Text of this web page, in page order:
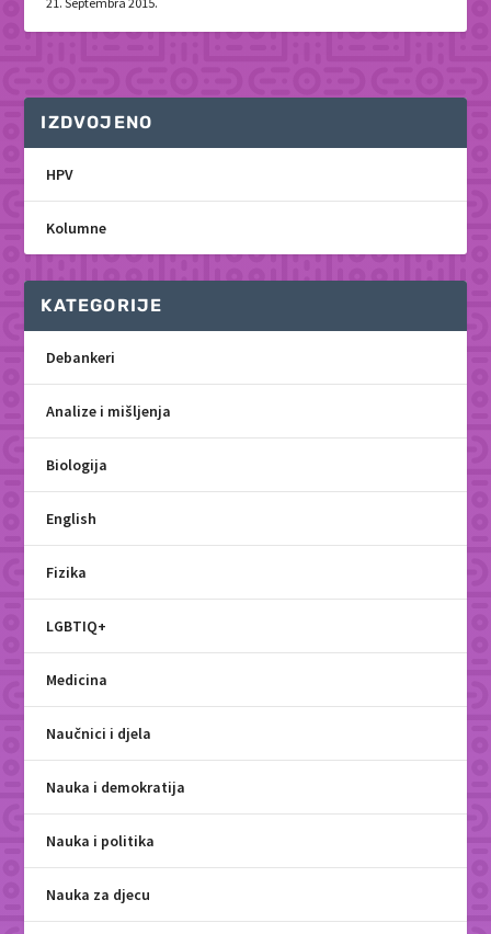
IZDVOJENO
HPV
Kolumne
KATEGORIJE
Debankeri
Analize i mišljenja
Biologija
English
Fizika
LGBTIQ+
Medicina
Naučnici i djela
Nauka i demokratija
Nauka i politika
Nauka za djecu